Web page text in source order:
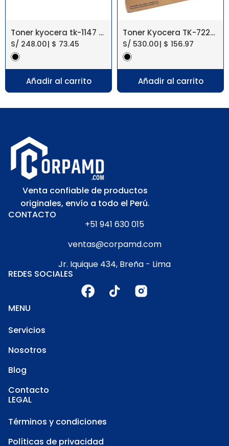
Toner kyocera tk-1147 fs-1035mfp 12k
S/ 248.00| $ 73.45
Añadir al carrito
Toner Kyocera TK-7227 Taskalfa 4012I
S/ 530.00| $ 156.97
Añadir al carrito
Venta confiable de productos
originales, envío a todo el Perú.
CONTACTO
+51 941 630 015
ventas@corpamd.com
Jr. Iquique 434, Breña - Lima
REDES SOCIALES
MENU
Servicios
Nosotros
Blog
Contacto
LEGAL
Términos y condiciones
Políticas de privacidad